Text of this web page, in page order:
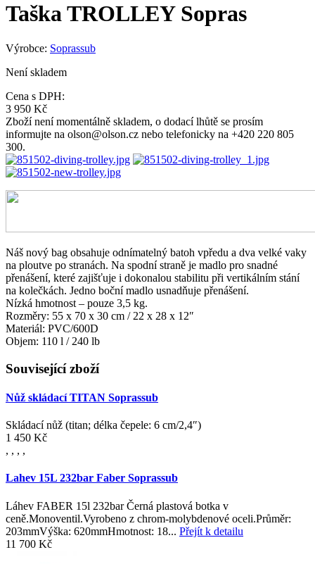
Taška TROLLEY Sopras
Výrobce: Soprassub
Není skladem
Cena s DPH:
3 950 Kč
Zboží není momentálně skladem, o dodací lhůtě se prosím
informujte na olson@olson.cz nebo telefonicky na +420 220 805
300.
Náš nový bag obsahuje odnímatelný batoh vpředu a dva velké vaky
na ploutve po stranách. Na spodní straně je madlo pro snadné
přenášení, které zajišťuje i dokonalou stabilitu při vertikálním stání
na kolečkách. Jedno boční madlo usnadňuje přenášení.
Nízká hmotnost – pouze 3,5 kg.
Rozměry: 55 x 70 x 30 cm / 22 x 28 x 12″
Materiál: PVC/600D
Objem: 110 l / 240 lb
Související zboží
Nůž skládací TITAN Soprassub
Skládací nůž (titan; délka čepele: 6 cm/2,4″)
1 450 Kč
, , , ,
Lahev 15L 232bar Faber Soprassub
Láhev FABER 15l 232bar Černá plastová botka v
ceně.Monoventil.Vyrobeno z chrom-molybdenové oceli.Průměr:
203mmVýška: 620mmHmotnost: 18... Přejít k detailu
11 700 Kč